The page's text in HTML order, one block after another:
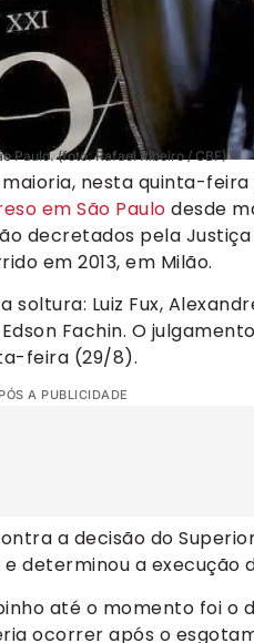
Paulo. (foto: Rafael Ribeiro / CBF)
nesta quinta-
em São Paulo desde
decretados pela
em 2013, em Milão.
Luiz Fux,
Fachin. O
feira (29/8).
A PUBLICIDADE
a decisão do
determinou a execução
até o momento foi o
ocorrer após o